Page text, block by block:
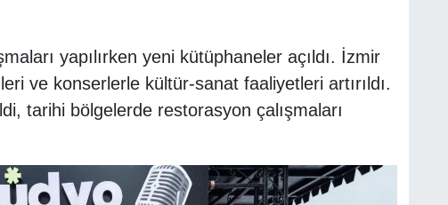
yapılırken yeni kütüphaneler açıldı. İzmir
ve konserlerle kültür-sanat faaliyetleri artırıldı.
tarihi bölgelerde restorasyon çalışmaları